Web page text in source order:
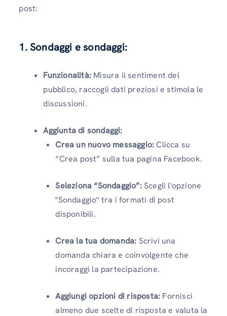
post:
1. Sondaggi e sondaggi:
Funzionalità: Misura il sentiment del
pubblico, raccogli dati preziosi e stimola le
discussioni.
Aggiunta di sondaggi:
Crea un nuovo messaggio:Clicca su
“Crea post” sulla tua pagina Facebook.
Seleziona “Sondaggio”:Scegli l'opzione
"Sondaggio" tra i formati di post
disponibili.
Crea la tua domanda: Scrivi una
domanda chiara e coinvolgente che
incoraggi la partecipazione.
Aggiungi opzioni di risposta: Fornisci
almeno due scelte di risposta e valuta la